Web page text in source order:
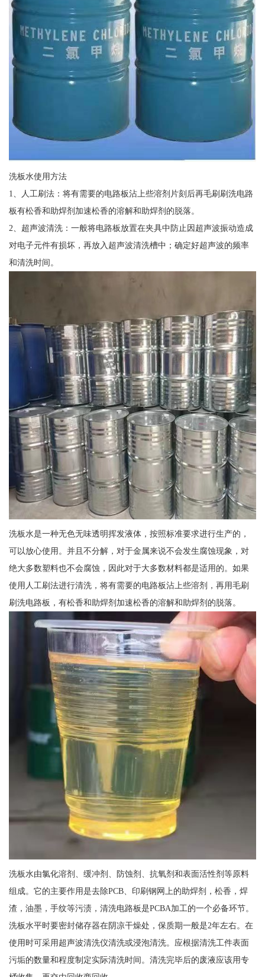
洗板水使用方法
1、人工刷法：将有需要的电路板沾上些溶剂片刻后再毛刷刷洗电路
板有松香和助焊剂加速松香的溶解和助焊剂的脱落。
2、超声波清洗：一般将电路板放置在夹具中防止因超声波振动造成
对电子元件有损坏，再放入超声波清洗槽中；确定好超声波的频率
和清洗时间。
洗板水是一种无色无味透明挥发液体，按照标准要求进行生产的，
可以放心使用。并且不分解，对于金属来说不会发生腐蚀现象，对
绝大多数塑料也不会腐蚀，因此对于大多数材料都是适用的。如果
使用人工刷法进行清洗，将有需要的电路板沾上些溶剂，再用毛刷
刷洗电路板，有松香和助焊剂加速松香的溶解和助焊剂的脱落。
洗板水由氯化溶剂、缓冲剂、防蚀剂、抗氧剂和表面活性剂等原料
组成。它的主要作用是去除PCB、印刷钢网上的助焊剂，松香，焊
渣，油墨，手纹等污渍，清洗电路板是PCBA加工的一个必备环节。
洗板水平时要密封储存器在阴凉干燥处，保质期一般是2年左右。在
使用时可采用超声波清洗仪清洗或浸泡清洗。应根据清洗工件表面
污垢的数量和程度制定实际清洗时间。清洗完毕后的废液应该用专